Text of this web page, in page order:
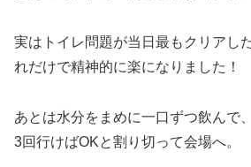
実はトイレ問題が当日最もクリアし
れだけで精神的に楽になりました！
あとは水分をまめに一口ずつ飲んで
3回行けばOKと割り切って会場へ。